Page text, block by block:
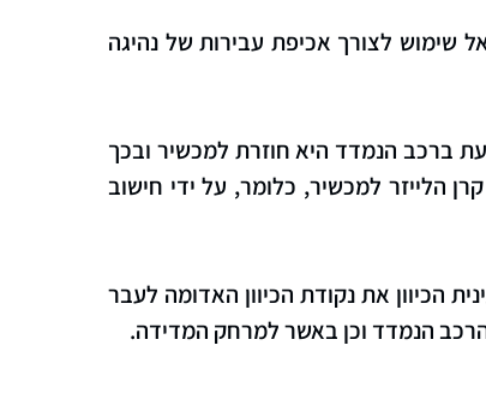
שימוש לצורך אכיפת עבירות של נהיגה
ברכב הנמדד היא חוזרת למכשיר ובכך
הלייזר למכשיר, כלומר, על ידי חישוב
הכיוון את נקודת הכיוון האדומה לעבר
הנמדד וכן באשר למרחק המדידה.